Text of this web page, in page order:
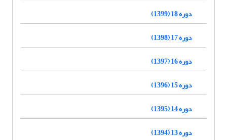
دوره 18 (1399)
دوره 17 (1398)
دوره 16 (1397)
دوره 15 (1396)
دوره 14 (1395)
دوره 13 (1394)